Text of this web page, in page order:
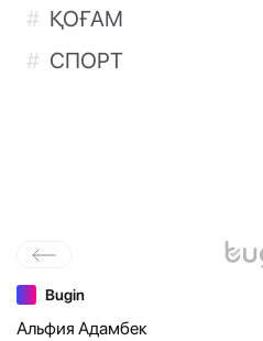
ҚОҒАМ
СПОРТ
Bugin
Альфия Адамбек